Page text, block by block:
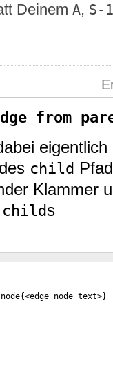
Deinem A, S-
from
child
Klammer
childs
node text>}